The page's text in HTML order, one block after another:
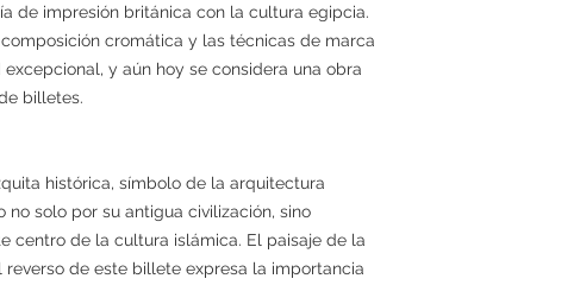
de impresión británica con la cultura egipcia.
cromática y las técnicas de marca
y aún hoy se considera una obra
billetes.
histórica, símbolo de la arquitectura
no solo por su antigua civilización, sino
centro de la cultura islámica. El paisaje de la
de este billete expresa la importancia